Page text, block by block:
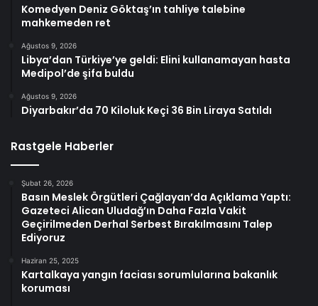
Komedyen Deniz Göktaş’ın tahliye talebine
mahkemeden ret
Ağustos 9, 2026
Libya’dan Türkiye’ye geldi: Elini kullanamayan hasta
Medipol’de şifa buldu
Ağustos 9, 2026
Diyarbakır’da 70 Kiloluk Keçi 36 Bin Liraya Satıldı
Rastgele Haberler
Şubat 26, 2026
Basın Meslek Örgütleri Çağlayan’da Açıklama Yaptı:
Gazeteci Alican Uludağ’ın Daha Fazla Vakit
Geçirilmeden Derhal Serbest Bırakılmasını Talep
Ediyoruz
Haziran 25, 2025
Kartalkaya yangın faciası sorumlularına bakanlık
koruması